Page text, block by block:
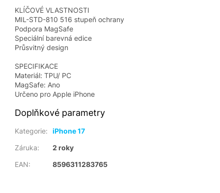
KLÍČOVÉ VLASTNOSTI
MIL-STD-810 516 stupeň ochrany
Podpora MagSafe
Speciální barevná edice
Průsvitný design
SPECIFIKACE
Materiál: TPU/ PC
MagSafe: Ano
Určeno pro Apple iPhone
Doplňkové parametry
Kategorie:
iPhone 17
Záruka:
2 roky
EAN: 8596311283765